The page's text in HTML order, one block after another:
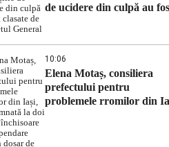
de ucidere din culpă au
10:06
Elena Motaș, consiliera
prefectului pentru
problemele rromilor din